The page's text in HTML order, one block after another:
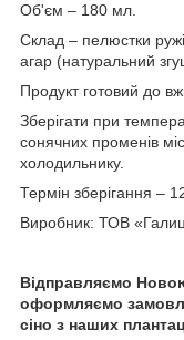
Об'єм – 180 мл.
Склад – пелюстки
агар (натуральний
Продукт готовий до
Зберігати при
сонячних променів
холодильнику.
Термін зберігання –
Виробник: ТОВ
Відправляємо
оформляємо
сіно з наших